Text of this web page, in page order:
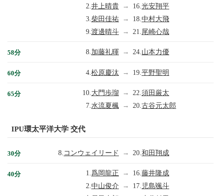
2. 井上晴貴 → 16. 光安翔平
3. 柴田佳祐 → 18. 中村大飛
9. 渡邊晴斗 → 21. 尾崎心哉
58分 8. 加藤礼暉 → 24. 山本力優
60分 4. 松原慶汰 → 19. 平野聖明
65分 10. 大門歩瑠 → 22. 須田厳太
7. 水流夏楓 → 20. 古谷元太郎
IPU環太平洋大学 交代
30分 8. コンウェイリード → 20. 和田翔成
40分 1. 爲岡龍正 → 16. 藤井隆成
2. 中山俊介 → 17. 児島颯斗